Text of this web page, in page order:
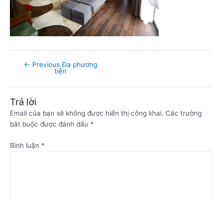
← Previous Đa phương
tiện
Trả lời
Email của bạn sẽ không được hiển thị công khai. Các trường
bắt buộc được đánh dấu *
Bình luận *